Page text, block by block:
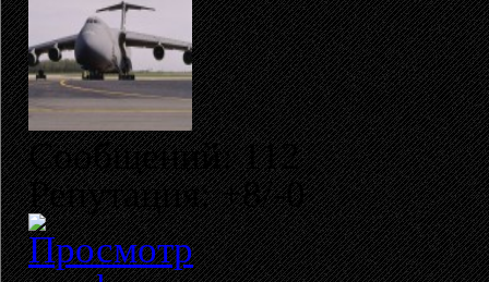
Сообщений: 112
Репутация: +8/-0